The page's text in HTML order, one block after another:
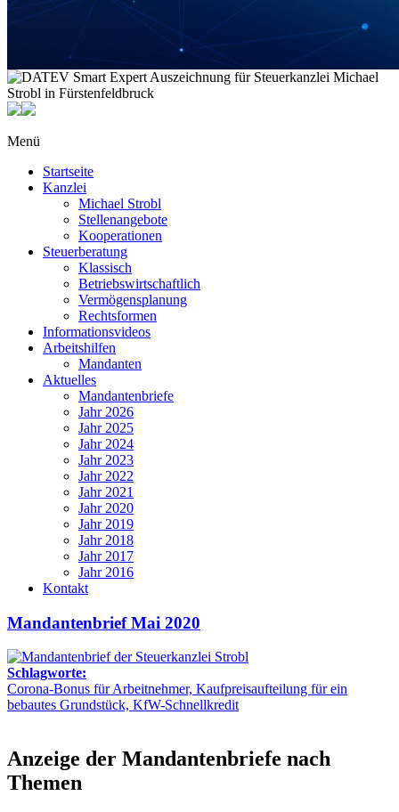
Menü
Startseite
Kanzlei
Michael Strobl
Stellenangebote
Kooperationen
Steuerberatung
Klassisch
Betriebswirtschaftlich
Vermögensplanung
Rechtsformen
Informationsvideos
Arbeitshilfen
Mandanten
Aktuelles
Mandantenbriefe
Jahr 2026
Jahr 2025
Jahr 2024
Jahr 2023
Jahr 2022
Jahr 2021
Jahr 2020
Jahr 2019
Jahr 2018
Jahr 2017
Jahr 2016
Kontakt
Mandantenbrief Mai 2020
Schlagworte:
Corona-Bonus für Arbeitnehmer, Kaufpreisaufteilung für ein
bebautes Grundstück, KfW-Schnellkredit
Anzeige der Mandantenbriefe nach
Themen